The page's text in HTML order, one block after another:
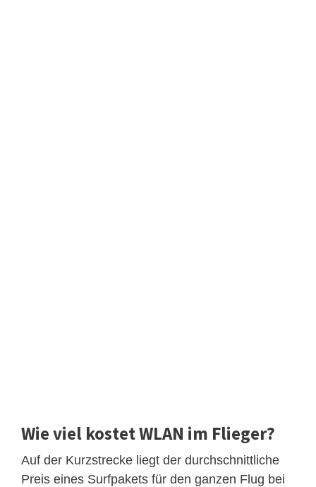
Wie viel kostet WLAN im Flieger?
Auf der Kurzstrecke liegt der durchschnittliche
Preis eines Surfpakets für den ganzen Flug bei